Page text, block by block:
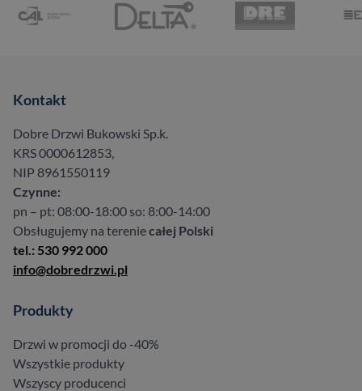
Kontakt
Dobre Drzwi Bukowski Sp.k.
KRS 0000612853,
NIP 8961550119
Czynne:
pn – pt: 08:00-18:00 so: 8:00-14:00
Obsługujemy na tereniecałej Polski
tel.: 530 992 000
info@dobredrzwi.pl
Produkty
Drzwi w promocji do -40%
Wszystkie produkty
Wszyscy producenci